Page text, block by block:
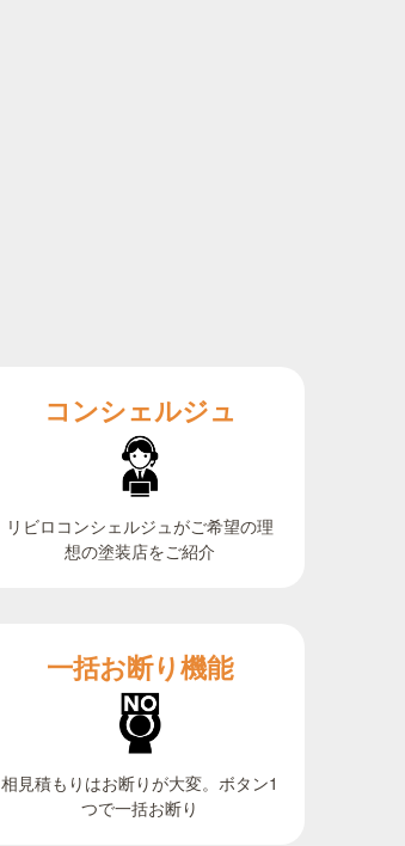
コンシェルジュ
リビロコンシェルジュがご希望の理
想の塗装店をご紹介
一括お断り機能
相見積もりはお断りが大変。ボタン1
つで一括お断り